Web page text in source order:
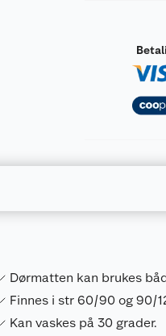
Dørmatten kan brukes
Finnes i str 60/90 og 90/
Kan vaskes på 30 grader.